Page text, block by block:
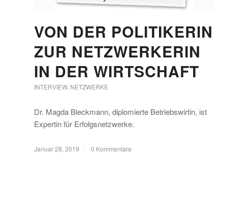
VON DER POLITIKERIN
ZUR NETZWERKERIN
IN DER WIRTSCHAFT
INTERVIEW, NETZWERKE
Dr. Magda Bleckmann, diplomierte Betriebswirtin, ist
Expertin für Erfolgsnetzwerke.
Januar 28, 2019 0 Kommentare